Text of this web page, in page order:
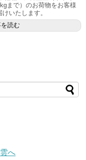
まで）のお荷物をお客様
いたします。
読む
へ